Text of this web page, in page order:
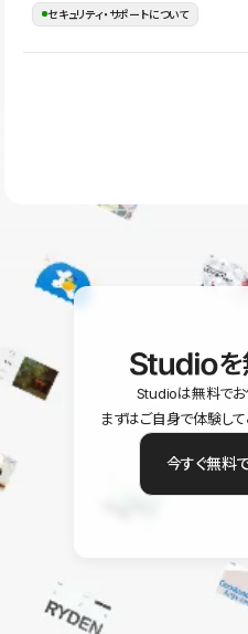
す。
の暗号化、データ保護、アクセ
はSSL/TLSによる通信暗号化に
セキュリティ・サポートについて
操作方法や機能については、ヘ
ユーザー同士で質問・相談でき
Studioは無料でお
まずはご自身で体験して
今すぐ無料